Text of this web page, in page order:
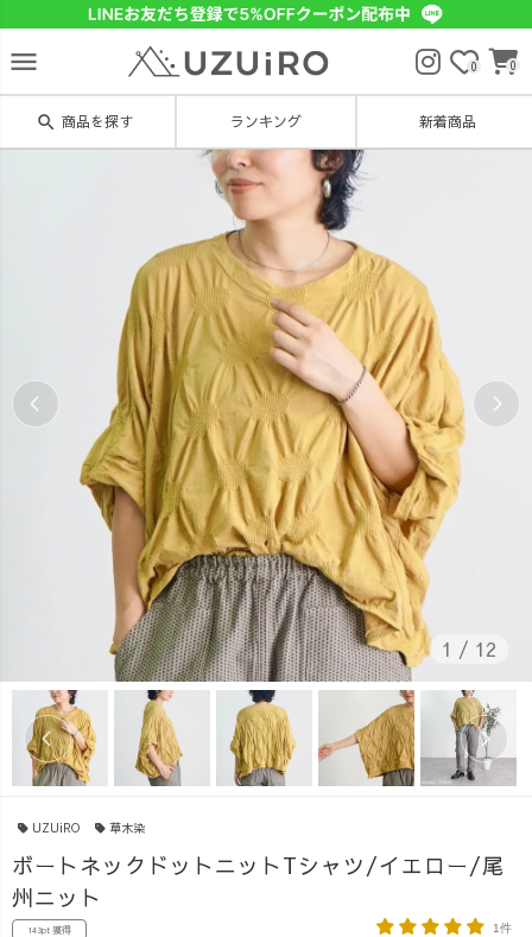
menu 0 0
search 商品を探す ランキング 新着商品
1 / 12
UZUiRO 草木染
ボートネックドットニットTシャツ/イエロー/尾
州ニット
143pt 獲得 1件